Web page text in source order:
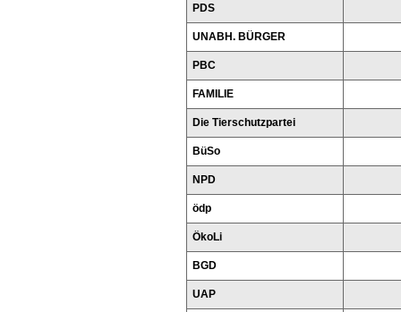
PDS
UNABH. BÜRGER
PBC
FAMILIE
Die Tierschutzpartei
BüSo
NPD
ödp
ÖkoLi
BGD
UAP